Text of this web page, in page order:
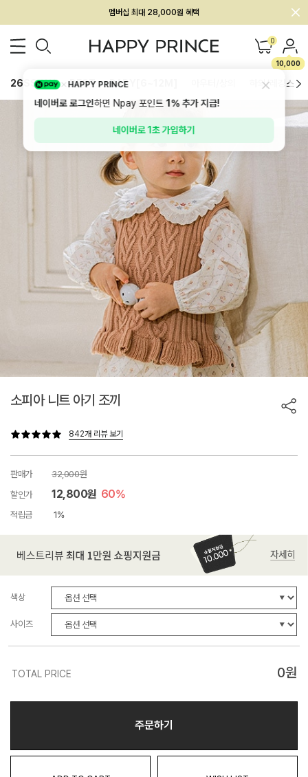
회원전용 아울렛, 가입하면 ~60% 할인!
멤버십 최대 28,000원 혜택 0
10,000
26SS 신상 BEST BABY[6~12M] 하의/레깅스
소피아 니트 아기 조끼
842개 리뷰 보기
판매가
32,000원
할인가
12,800원 60%
적립금 1%
색상
사이즈
TOTAL PRICE 0원
주문하기
HAPPY PRINCE
네이버로 로그인하면 Npay 포인트1%추가 지급!
네이버로 1초 가입하기